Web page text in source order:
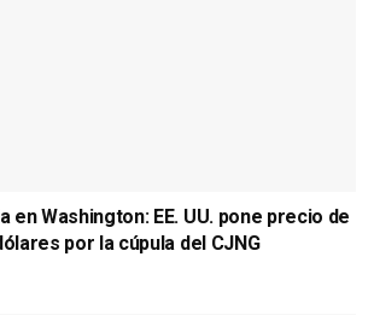
en Washington: EE. UU. pone precio de
por la cúpula del CJNG